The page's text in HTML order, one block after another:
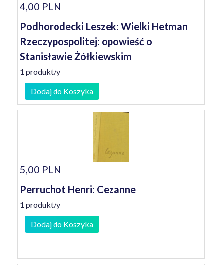
4,00 PLN
Podhorodecki Leszek: Wielki Hetman
Rzeczypospolitej: opowieść o
Stanisławie Żółkiewskim
1 produkt/y
Dodaj do Koszyka
5,00 PLN
Perruchot Henri: Cezanne
1 produkt/y
Dodaj do Koszyka